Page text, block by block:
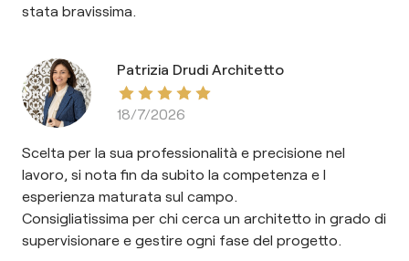
stata bravissima.
Patrizia Drudi Architetto
18/7/2026
Scelta per la sua professionalità e precisione nel
lavoro, si nota fin da subito la competenza e l
esperienza maturata sul campo.
Consigliatissima per chi cerca un architetto in grado di
supervisionare e gestire ogni fase del progetto.